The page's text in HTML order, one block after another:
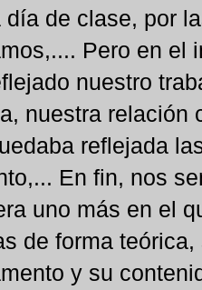
día de clase, por
Pero en el
nuestro
nuestra relación
reflejada
En fin, nos
uno más en el
de forma
y su